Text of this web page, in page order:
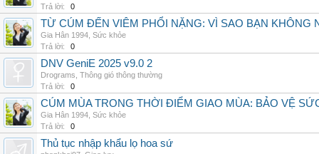
Trả lời:
0
TỪ CÚM ĐẾN VIÊM PHỔI NẶNG: VÌ SAO BẠN KHÔNG
Gia Hân 1994 Sức khỏe
Trả lời:
0
DNV GeniE 2025 v9.0 2
Drograms Thông gió thông thường
Trả lời:
0
CÚM MÙA TRONG THỜI ĐIỂM GIAO MÙA: BẢO VỆ
Gia Hân 1994 Sức khỏe
Trả lời:
0
Thủ tục nhập khẩu lọ hoa sứ